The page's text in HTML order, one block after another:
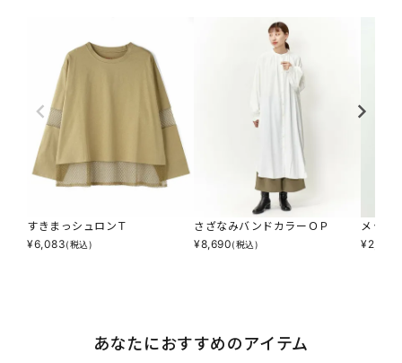
すきまっシュロンＴ
¥6,083(税込)
さざなみバンドカラーＯＰ
¥8,690(税込)
メッチ
¥2,607
あなたにおすすめのアイテム